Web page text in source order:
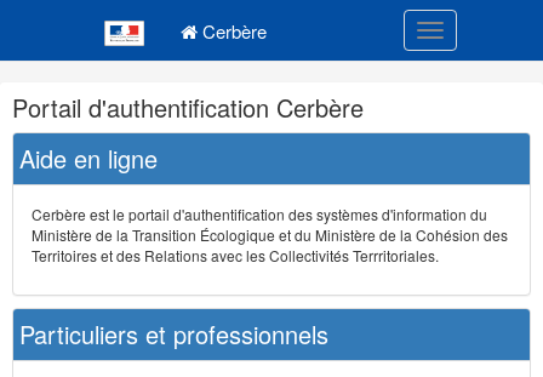
Cerbère Toggle
Navigation
et
outils
annexes
Portail d'authentification Cerbère
Aide en ligne
Cerbère est le portail d'authentification des systèmes d'information du
Ministère de la Transition Écologique et du Ministère de la Cohésion des
Territoires et des Relations avec les Collectivités Terrritoriales.
Particuliers et professionnels